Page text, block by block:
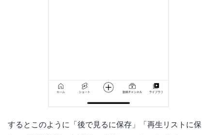
するとこのように「後で見るに保存」「再生リストに保